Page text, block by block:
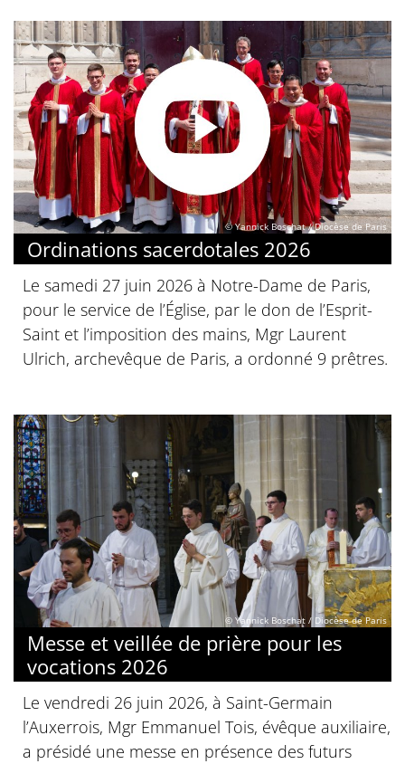
© Yannick Boschat / Diocèse de Paris
Ordinations sacerdotales 2026
Le samedi 27 juin 2026 à Notre-Dame de Paris,
pour le service de l’Église, par le don de l’Esprit-
Saint et l’imposition des mains, Mgr Laurent
Ulrich, archevêque de Paris, a ordonné 9 prêtres.
© Yannick Boschat / Diocèse de Paris
Messe et veillée de prière pour les
vocations 2026
Le vendredi 26 juin 2026, à Saint-Germain
l’Auxerrois, Mgr Emmanuel Tois, évêque auxiliaire,
a présidé une messe en présence des futurs